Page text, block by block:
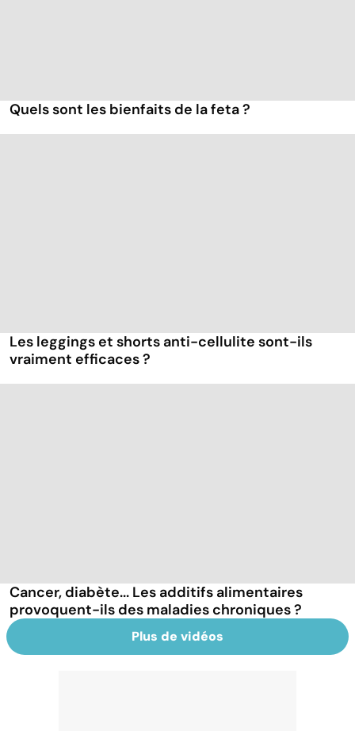
Quels sont les bienfaits de la feta ?
Les leggings et shorts anti-cellulite sont-ils
vraiment efficaces ?
Cancer, diabète... Les additifs alimentaires
provoquent-ils des maladies chroniques ?
Plus de vidéos